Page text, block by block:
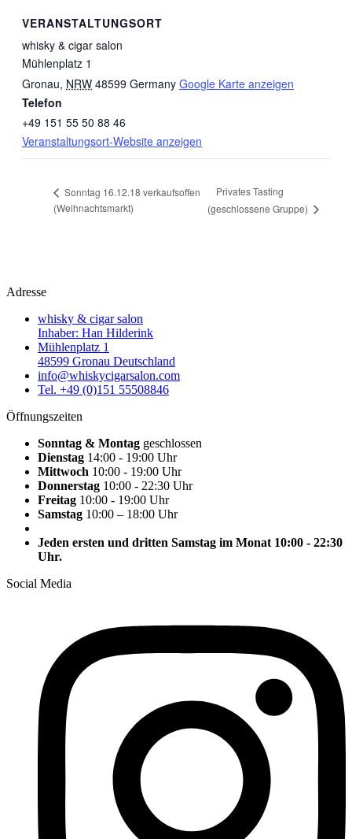
VERANSTALTUNGSORT
whisky & cigar salon
Mühlenplatz 1
Gronau, NRW 48599 Germany Google Karte anzeigen
Telefon
+49 151 55 50 88 46
Veranstaltungsort-Website anzeigen
Sonntag 16.12.18 verkaufsoffen
(Weihnachtsmarkt)
Privates Tasting
(geschlossene Gruppe)
Adresse
whisky & cigar salon
Inhaber: Han Hilderink
Mühlenplatz 1
48599 Gronau Deutschland
info@whiskycigarsalon.com
Tel. +49 (0)151 55508846
Öffnungszeiten
Sonntag & Montag geschlossen
Dienstag 14:00 - 19:00 Uhr
Mittwoch 10:00 - 19:00 Uhr
Donnerstag 10:00 - 22:30 Uhr
Freitag 10:00 - 19:00 Uhr
Samstag 10:00 – 18:00 Uhr
Jeden ersten und dritten Samstag im Monat 10:00 - 22:30
Uhr.
Social Media